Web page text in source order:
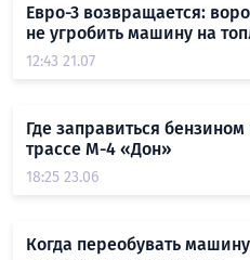
Евро-3 возвращается:
не угробить машину на
12:43 21.07
Где заправиться
трассе М-4 «Дон»
18:25 23.06
Когда переобувать